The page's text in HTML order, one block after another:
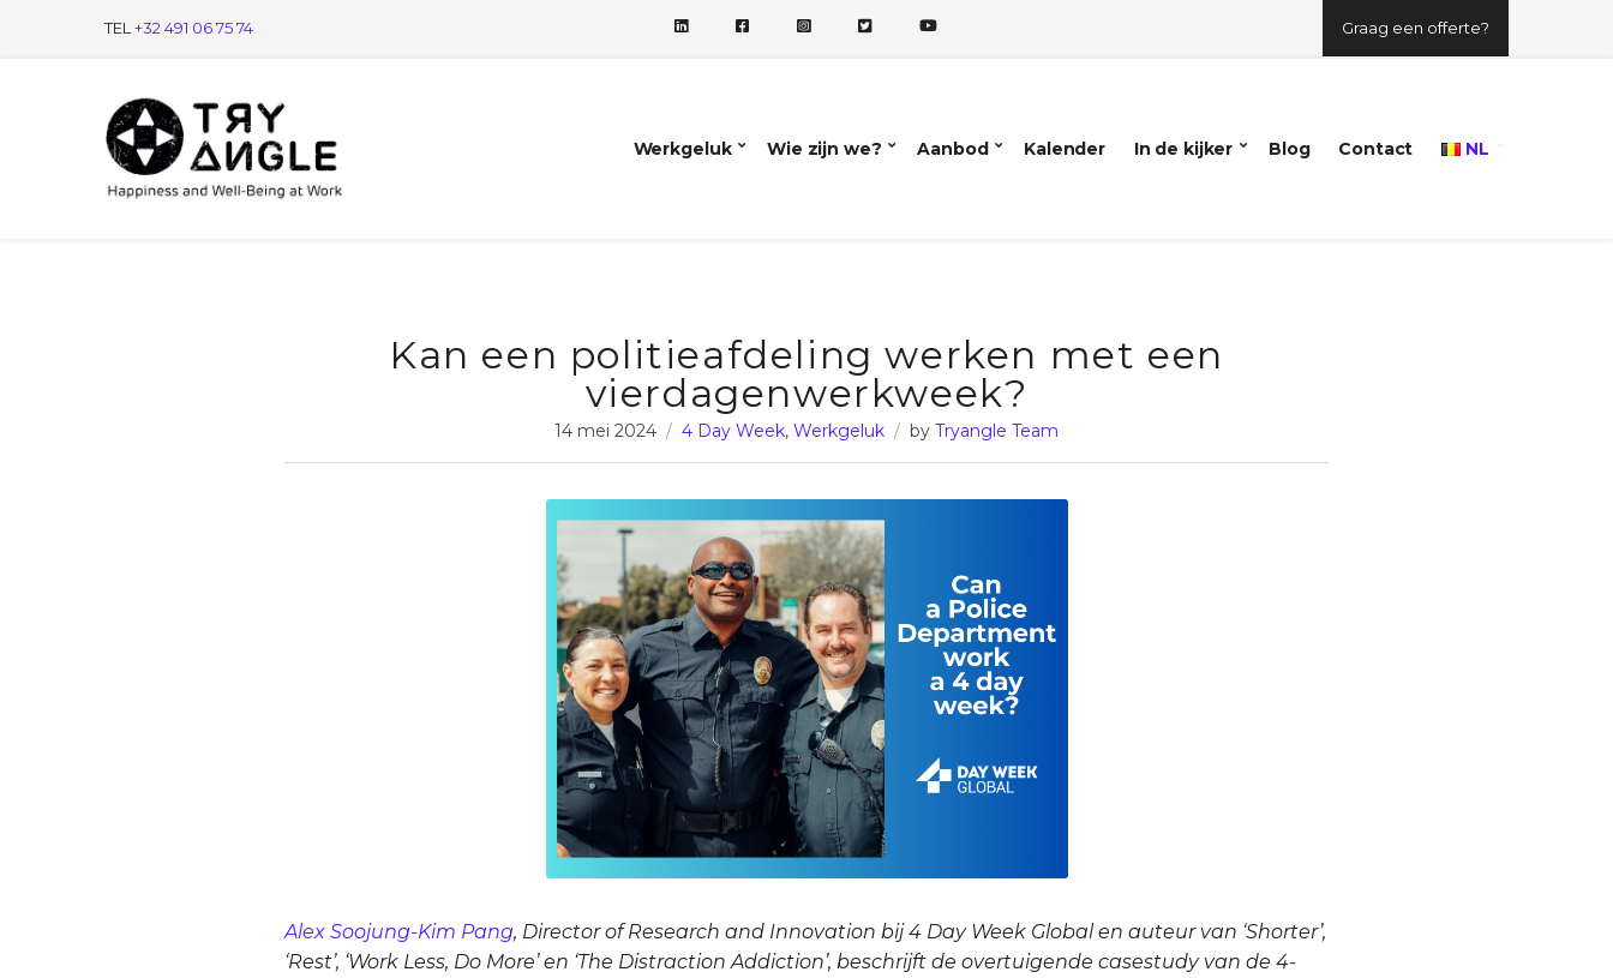
TEL +32 491 06 75 74 Graag een offerte?
Werkgeluk Wie zijn we? Aanbod Kalender In de kijker Blog Contact NL
Kan een politieafdeling werken met een
vierdagenwerkweek?
14 mei 2024 4 Day Week, Werkgeluk by Tryangle Team
Alex Soojung-Kim Pang, Director of Research and Innovation bij 4 Day Week Global en auteur van ‘Shorter’,
‘Rest’, ‘Work Less, Do More’ en ‘The Distraction Addiction’, beschrijft de overtuigende casestudy van de 4-